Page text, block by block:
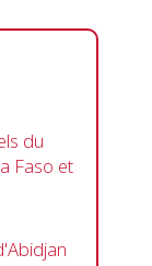
du
Faso et